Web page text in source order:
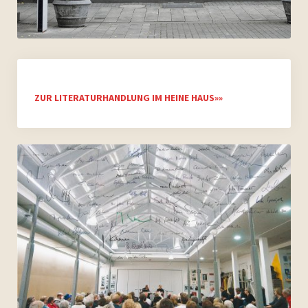
Archiv 2007
Bilder
Videos
Presse
Vermietung
Kontakt
Impressum
ZUR LITERATURHANDLUNG IM HEINE HAUS»»